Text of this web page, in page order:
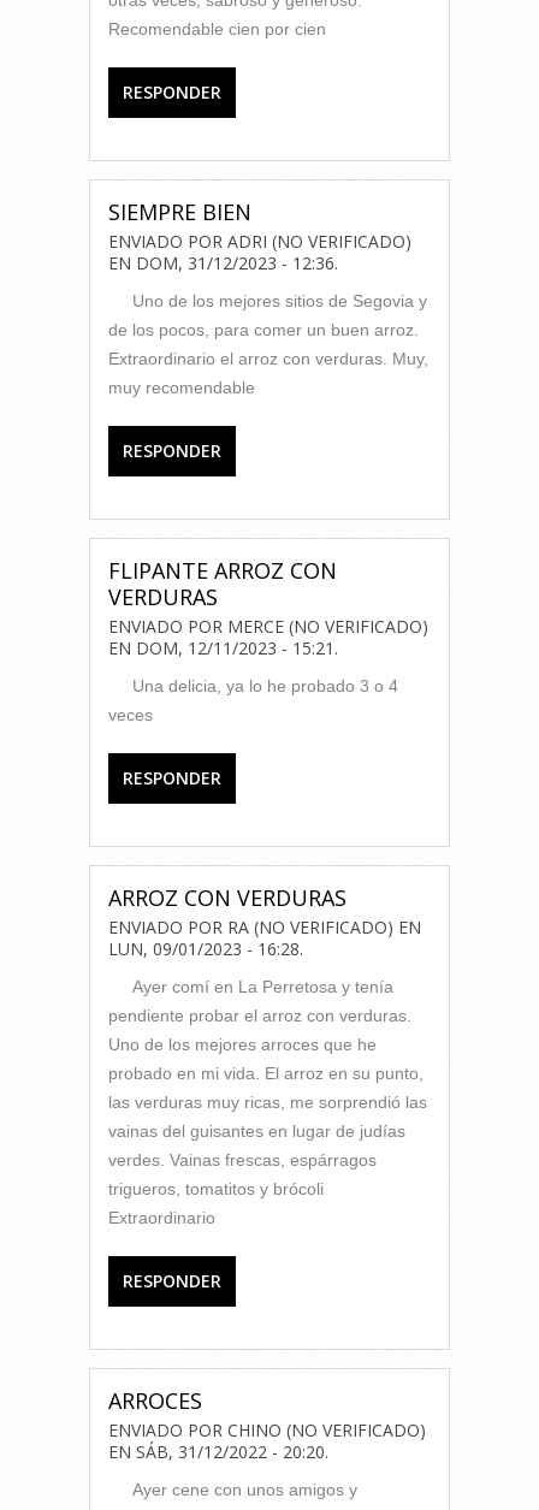
Recomendable cien por cien
RESPONDER
SIEMPRE BIEN
ENVIADO POR ADRI (NO VERIFICADO)
EN DOM, 31/12/2023 - 12:36.
Uno de los mejores sitios de Segovia y
de los pocos, para comer un buen arroz.
Extraordinario el arroz con verduras. Muy,
muy recomendable
RESPONDER
FLIPANTE ARROZ CON
VERDURAS
ENVIADO POR MERCE (NO VERIFICADO)
EN DOM, 12/11/2023 - 15:21 .
Una delicia, ya lo he probado 3 o 4
veces
RESPONDER
ARROZ CON VERDURAS
ENVIADO POR RA (NO VERIFICADO) EN
LUN, 09/01/2023 - 16:28.
Ayer comí en La Perretosa y tenía
pendiente probar el arroz con verduras.
Uno de los mejores arroces que he
probado en mi vida. El arroz en su punto,
las verduras muy ricas, me sorprendió las
vainas del guisantes en lugar de judías
verdes. Vainas frescas, espárragos
trigueros, tomatitos y brócoli
Extraordinario
RESPONDER
ARROCES
ENVIADO POR CHINO (NO VERIFICADO)
EN SÁB, 31/12/2022 - 20:20.
Ayer cene con unos amigos y